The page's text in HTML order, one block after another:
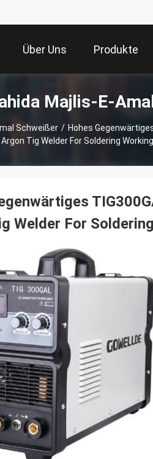
Über Uns Produkte
Majlis-E-
Schweißer / Hohes
Argon Tig Welder For Soldering
Welder For